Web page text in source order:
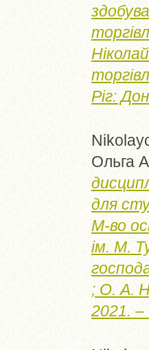
Ріг:
Ольга
для
М-во
ім. М.
; О. А.
2021. –